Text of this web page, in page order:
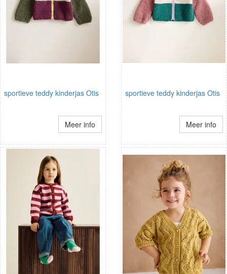
sportieve teddy kinderjas Otis
Meer info
sportieve teddy kinderjas Otis
Meer info